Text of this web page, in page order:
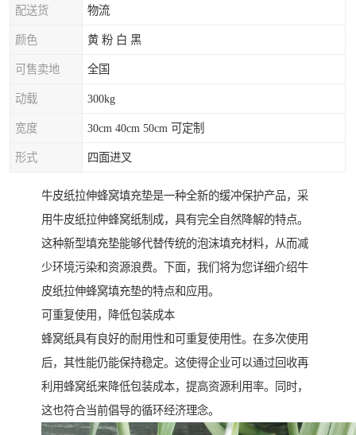
配送货 物流
颜色 黄 粉 白 黑
可售卖地 全国
动载 300kg
宽度 30cm 40cm 50cm 可定制
形式 四面进叉
牛皮纸拉伸蜂窝填充垫是一种全新的缓冲保护产品，采
用牛皮纸拉伸蜂窝纸制成，具有完全自然降解的特点。
这种新型填充垫能够代替传统的泡沫填充材料，从而减
少环境污染和资源浪费。下面，我们将为您详细介绍牛
皮纸拉伸蜂窝填充垫的特点和应用。
可重复使用，降低包装成本
蜂窝纸具有良好的耐用性和可重复使用性。在多次使用
后，其性能仍能保持稳定。这使得企业可以通过回收再
利用蜂窝纸来降低包装成本，提高资源利用率。同时，
这也符合当前倡导的循环经济理念。